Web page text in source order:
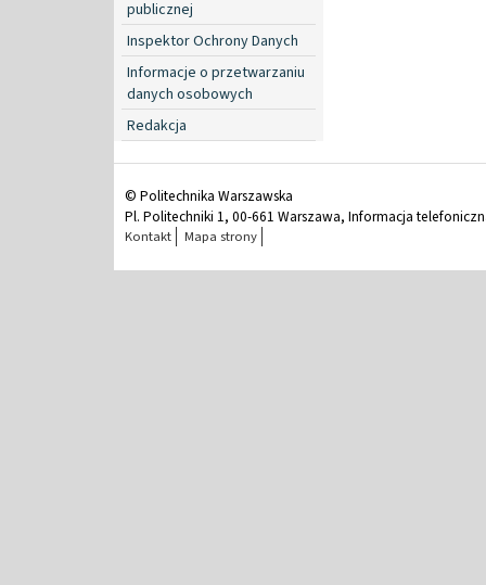
publicznej
Inspektor Ochrony Danych
Informacje o przetwarzaniu
danych osobowych
Redakcja
© Politechnika Warszawska
Pl. Politechniki 1, 00-661 Warszawa, Informacja
Kontakt Mapa strony